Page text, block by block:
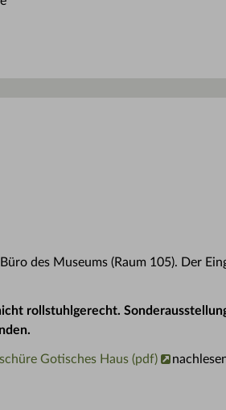
des Museums (Raum 105). Der
rollstuhlgerecht.
Gotisches Haus (pdf)